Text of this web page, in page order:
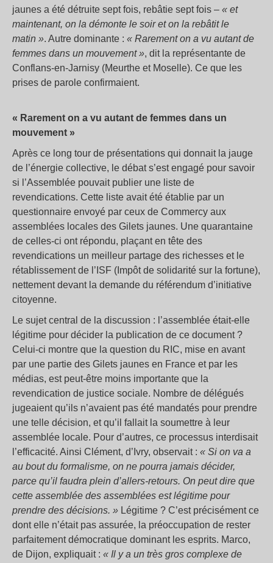
jaunes a été détruite sept fois, rebâtie sept fois – « et
maintenant, on la démonte le soir et on la rebâtit le
matin ». Autre dominante : « Rarement on a vu autant de
femmes dans un mouvement », dit la représentante de
Conflans-en-Jarnisy (Meurthe et Moselle). Ce que les
prises de parole confirmaient.
« Rarement on a vu autant de femmes dans un
mouvement »
Après ce long tour de présentations qui donnait la jauge
de l’énergie collective, le débat s’est engagé pour savoir
si l’Assemblée pouvait publier une liste de
revendications. Cette liste avait été établie par un
questionnaire envoyé par ceux de Commercy aux
assemblées locales des Gilets jaunes. Une quarantaine
de celles-ci ont répondu, plaçant en tête des
revendications un meilleur partage des richesses et le
rétablissement de l’ISF (Impôt de solidarité sur la fortune),
nettement devant la demande du référendum d’initiative
citoyenne.
Le sujet central de la discussion : l’assemblée était-elle
légitime pour décider la publication de ce document ?
Celui-ci montre que la question du RIC, mise en avant
par une partie des Gilets jaunes en France et par les
médias, est peut-être moins importante que la
revendication de justice sociale. Nombre de délégués
jugeaient qu’ils n’avaient pas été mandatés pour prendre
une telle décision, et qu’il fallait la soumettre à leur
assemblée locale. Pour d’autres, ce processus interdisait
l’efficacité. Ainsi Clément, d’Ivry, observait : « Si on va a
au bout du formalisme, on ne pourra jamais décider,
parce qu’il faudra plein d’allers-retours. On peut dire que
cette assemblée des assemblées est légitime pour
prendre des décisions. » Légitime ? C’est précisément ce
dont elle n’était pas assurée, la préoccupation de rester
parfaitement démocratique dominant les esprits. Marco,
de Dijon, expliquait : « Il y a un très gros complexe de